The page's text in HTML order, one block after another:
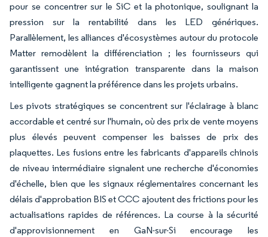
pour se concentrer sur le SiC et la photonique, soulignant la
pression sur la rentabilité dans les LED génériques.
Parallèlement, les alliances d'écosystèmes autour du protocole
Matter remodèlent la différenciation ; les fournisseurs qui
garantissent une intégration transparente dans la maison
intelligente gagnent la préférence dans les projets urbains.
Les pivots stratégiques se concentrent sur l'éclairage à blanc
accordable et centré sur l'humain, où des prix de vente moyens
plus élevés peuvent compenser les baisses de prix des
plaquettes. Les fusions entre les fabricants d'appareils chinois
de niveau intermédiaire signalent une recherche d'économies
d'échelle, bien que les signaux réglementaires concernant les
délais d'approbation BIS et CCC ajoutent des frictions pour les
actualisations rapides de références. La course à la sécurité
d'approvisionnement en GaN-sur-Si encourage les